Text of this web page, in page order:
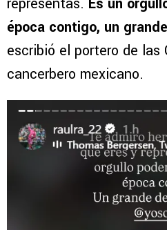
época contigo, un
escribió el portero de las
cancerbero mexicano.